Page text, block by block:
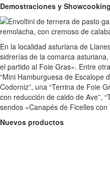
Demostraciones y Showcooking
En la localidad asturiana de
sidrerías de la comarca
el partido al Foie Gras». Entre
“Mini Hamburguesa de Escalope
Codorniz”, una “Terrina de Foie
con reducción de caldo de Ave”,
sendos «Canapés de Ficelles
Nuevos productos